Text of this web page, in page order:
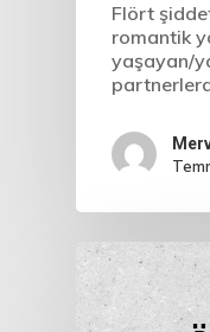
Flört
romantik
yaşayan/